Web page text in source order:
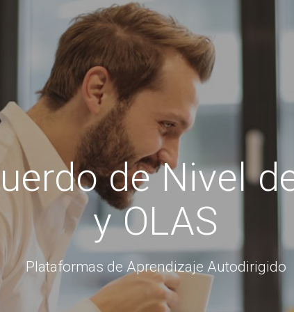
de Nivel
y OLAS
Plataformas de Aprendizaje Autodirigido